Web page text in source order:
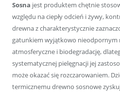
Sosna jest produktem chętnie
względu na ciepły odcień i żywy,
drewna z charakterystycznie
gatunkiem wyjątkowo nieodpornym
atmosferyczne i biodegradację,
systematycznej pielęgnacji jej
może okazać się rozczarowaniem.
termicznemu drewno sosnowe